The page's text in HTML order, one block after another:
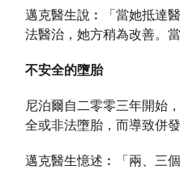
邁克醫生說︰「當她抵達
法醫治，她方稍為改善。
不安全的墮胎
尼泊爾自二零零三年開始
全或非法墮胎，而導致併
邁克醫生憶述︰「兩、三